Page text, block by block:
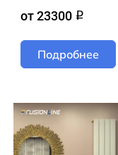
от 23300 q
Подробнее